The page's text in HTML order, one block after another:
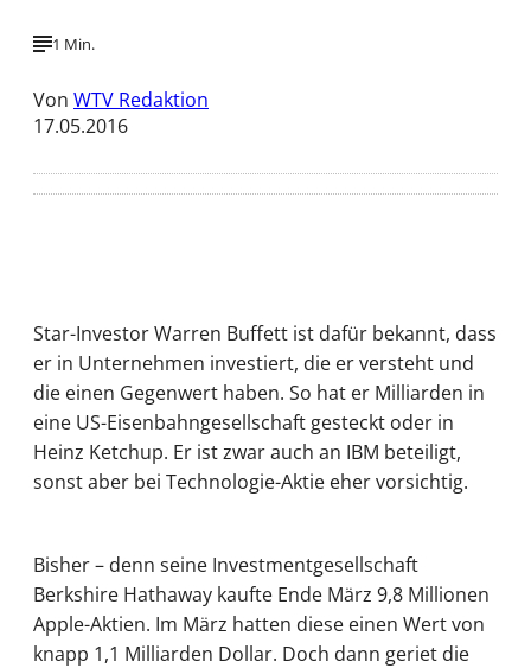
1 Min.
Von WTV Redaktion
17.05.2016
Star-Investor Warren Buffett ist dafür bekannt, dass
er in Unternehmen investiert, die er versteht und
die einen Gegenwert haben. So hat er Milliarden in
eine US-Eisenbahngesellschaft gesteckt oder in
Heinz Ketchup. Er ist zwar auch an IBM beteiligt,
sonst aber bei Technologie-Aktie eher vorsichtig.
Bisher – denn seine Investmentgesellschaft
Berkshire Hathaway kaufte Ende März 9,8 Millionen
Apple-Aktien. Im März hatten diese einen Wert von
knapp 1,1 Milliarden Dollar. Doch dann geriet die